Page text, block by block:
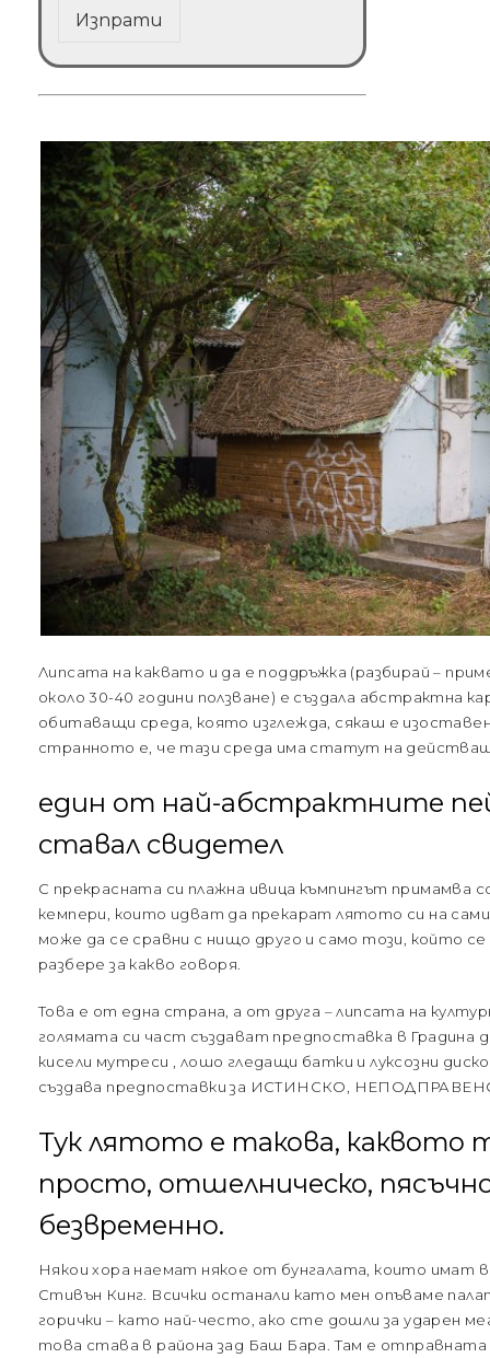
Изпрати
Липсата на каквато и да е поддръжка (разбирай –
около 30-40 години ползване) е създала абстрактна
обитаващи среда, която изглежда, сякаш е
странното е, че тази среда има статут на
един от най-абстрактните
ставал свидетел
С прекрасната си плажна ивица къмпингът примамва
кемпери, които идват да прекарат лятото си на
може да се сравни с нищо друго и само този, който
разбере за какво говоря.
Това е от една страна, а от друга – липсата на
голямата си част създават предпоставка в Градина
кисели мутреси , лошо гледащи батки и луксозни
създава предпоставки за ИСТИНСКО,
Тук лятото е такова, каквото
просто, отшелническо,
безвременно.
Някои хора наемат някое от бунгалата, които имат
Стивън Кинг. Всички останали като мен опъваме
горички – като най-често, ако сте дошли за ударен
това става в района зад Баш Бара. Там е отправната